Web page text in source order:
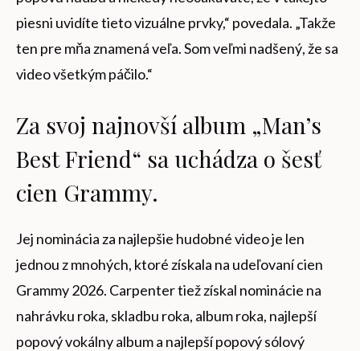
piesni uvidíte tieto vizuálne prvky,“ povedala. „Takže
ten pre mňa znamená veľa. Som veľmi nadšený, že sa
video všetkým páčilo.“
Za svoj najnovší album „Man’s
Best Friend“ sa uchádza o šesť
cien Grammy.
Jej nominácia za najlepšie hudobné video je len
jednou z mnohých, ktoré získala na udeľovaní cien
Grammy 2026. Carpenter tiež získal nominácie na
nahrávku roka, skladbu roka, album roka, najlepší
popový vokálny album a najlepší popový sólový